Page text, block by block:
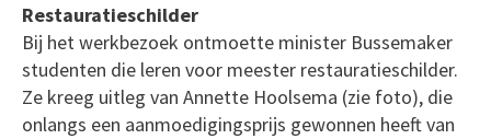
Restauratieschilder
Bij het werkbezoek ontmoette minister Bussemaker
studenten die leren voor meester restauratieschilder.
Ze kreeg uitleg van Annette Hoolsema (zie foto), die
onlangs een aanmoedigingsprijs gewonnen heeft van